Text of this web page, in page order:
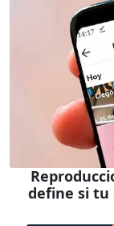
define si tu